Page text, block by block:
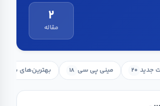
۲
مقاله
جدید ۲۰ مینی پی سی ۱۸ بهترین‌های بازار